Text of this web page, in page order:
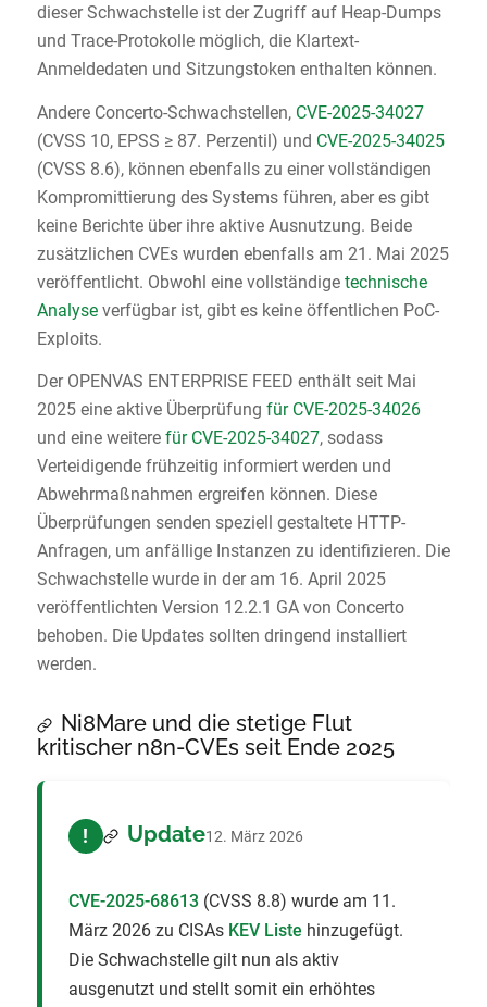
dieser Schwachstelle ist der Zugriff auf Heap-Dumps
und Trace-Protokolle möglich, die Klartext-
Anmeldedaten und Sitzungstoken enthalten können.
Andere Concerto-Schwachstellen, CVE-2025-34027
(CVSS 10, EPSS ≥ 87. Perzentil) und CVE-2025-34025
(CVSS 8.6), können ebenfalls zu einer vollständigen
Kompromittierung des Systems führen, aber es gibt
keine Berichte über ihre aktive Ausnutzung. Beide
zusätzlichen CVEs wurden ebenfalls am 21. Mai 2025
veröffentlicht. Obwohl eine vollständige technische
Analyseverfügbar ist, gibt es keine öffentlichen PoC-
Exploits.
Der OPENVAS ENTERPRISE FEED enthält seit Mai
2025 eine aktive Überprüfung für CVE-2025-34026
und eine weitere für CVE-2025-34027, sodass
Verteidigende frühzeitig informiert werden und
Abwehrmaßnahmen ergreifen können. Diese
Überprüfungen senden speziell gestaltete HTTP-
Anfragen, um anfällige Instanzen zu identifizieren. Die
Schwachstelle wurde in der am 16. April 2025
veröffentlichten Version 12.2.1 GA von Concerto
behoben. Die Updates sollten dringend installiert
werden.
Ni8Mare und die stetige Flut
kritischer n8n-CVEs seit Ende 2025
! Update12. März 2026
CVE-2025-68613(CVSS 8.8) wurde am 11.
März 2026 zu CISAs KEV Liste hinzugefügt.
Die Schwachstelle gilt nun als aktiv
ausgenutzt und stellt somit ein erhöhtes